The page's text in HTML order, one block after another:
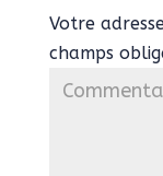
Votre
champs